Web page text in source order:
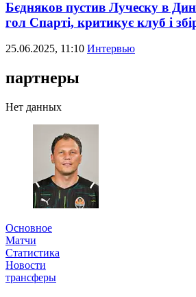
Бєдняков пустив Луческу в
гол Спарті, критикує клуб і
25.06.2025, 11:10 Интервью
партнеры
Нет данных
Основное
Матчи
Статистика
Новости
трансферы